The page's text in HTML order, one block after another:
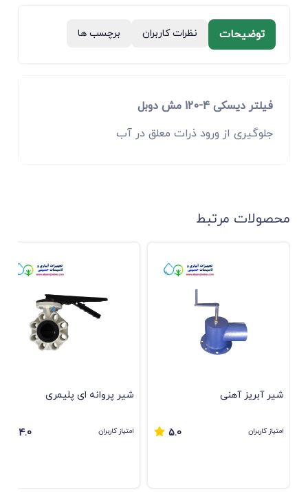
توضیحات نظرات کاربران برچسب ها
فیلتر دیسکی 4-120 مش دوبل
جلوگیری از ورود ذرات معلق در آب
محصولات مرتبط
شیر آبریز آهنی
امتیاز کاربران 5.0
ﺷﯿﺮ ﭘﺮواﻧﻪ ای ﭘﻠﯿﻤﺮی
امتیاز کاربران 4.0